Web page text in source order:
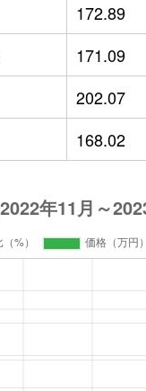
172.89
171.09
202.07
168.02